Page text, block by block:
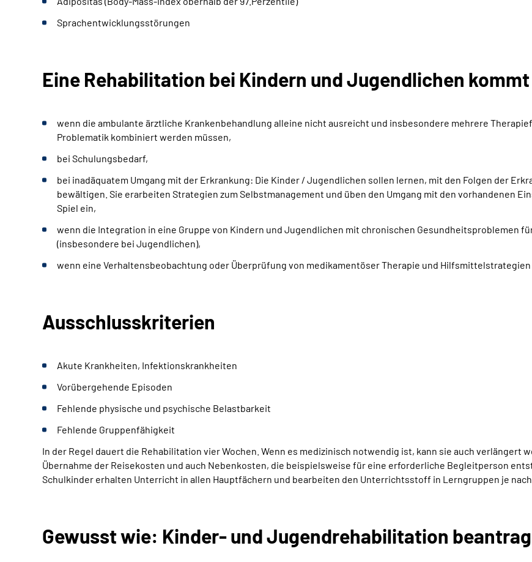
Sprachentwicklungsstörungen
Eine Rehabilitation bei Kindern und Jugendlichen
wenn die ambulante ärztliche Krankenbehandlung alleine nicht ausreicht und insbesondere mehrere
Problematik kombiniert werden müssen,
bei Schulungsbedarf,
bei inadäquatem Umgang mit der Erkrankung: Die Kinder / Jugendlichen sollen lernen, mit den Folgen der
bewältigen. Sie erarbeiten Strategien zum Selbstmanagement und üben den Umgang mit den vorhandenen
Spiel ein,
wenn die Integration in eine Gruppe von Kindern und Jugendlichen mit chronischen Gesundheitsproblemen
(insbesondere bei Jugendlichen),
wenn eine Verhaltensbeobachtung oder Überprüfung von medikamentöser Therapie und
Ausschlusskriterien
Akute Krankheiten, Infektionskrankheiten
Vorübergehende Episoden
Fehlende physische und psychische Belastbarkeit
Fehlende Gruppenfähigkeit
In der Regel dauert die Rehabilitation vier Wochen. Wenn es medizinisch notwendig ist, kann sie auch verlängert
Übernahme der Reisekosten und auch Nebenkosten, die beispielsweise für eine erforderliche Begleitperson
Schulkinder erhalten Unterricht in allen Hauptfächern und bearbeiten den Unterrichtsstoff in Lerngruppen je
Gewusst wie: Kinder- und Jugendrehabilitation